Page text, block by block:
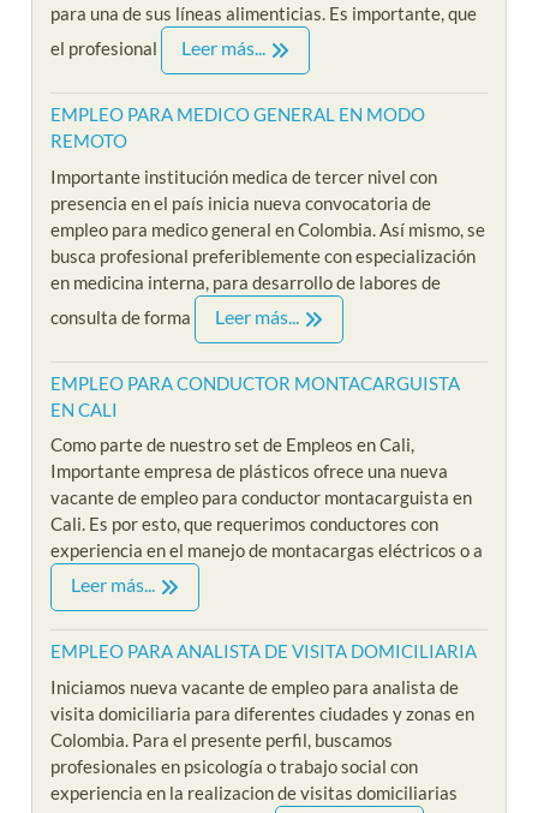
para una de sus líneas alimenticias. Es importante, que
el profesional
Leer más...
EMPLEO PARA MEDICO GENERAL EN MODO
REMOTO
Importante institución medica de tercer nivel con
presencia en el país inicia nueva convocatoria de
empleo para medico general en Colombia. Así mismo, se
busca profesional preferiblemente con especialización
en medicina interna, para desarrollo de labores de
consulta de forma
Leer más...
EMPLEO PARA CONDUCTOR MONTACARGUISTA
EN CALI
Como parte de nuestro set de Empleos en Cali,
Importante empresa de plásticos ofrece una nueva
vacante de empleo para conductor montacarguista en
Cali. Es por esto, que requerimos conductores con
experiencia en el manejo de montacargas eléctricos o a
Leer más...
EMPLEO PARA ANALISTA DE VISITA DOMICILIARIA
Iniciamos nueva vacante de empleo para analista de
visita domiciliaria para diferentes ciudades y zonas en
Colombia. Para el presente perfil, buscamos
profesionales en psicología o trabajo social con
experiencia en la realizacion de visitas domiciliarias